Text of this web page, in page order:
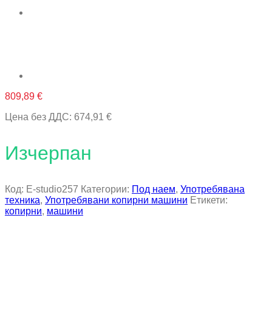
809,89 €
Цена без ДДС: 674,91 €
Изчерпан
Код: E-studio257 Категории: Под наем, Употребявана
техника, Употребявани копирни машини Етикети:
копирни, машини